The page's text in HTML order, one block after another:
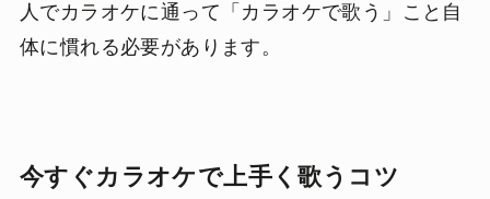
人でカラオケに通って「カラオケで歌う」こと自
体に慣れる必要があります。
今すぐカラオケで上手く歌うコツ